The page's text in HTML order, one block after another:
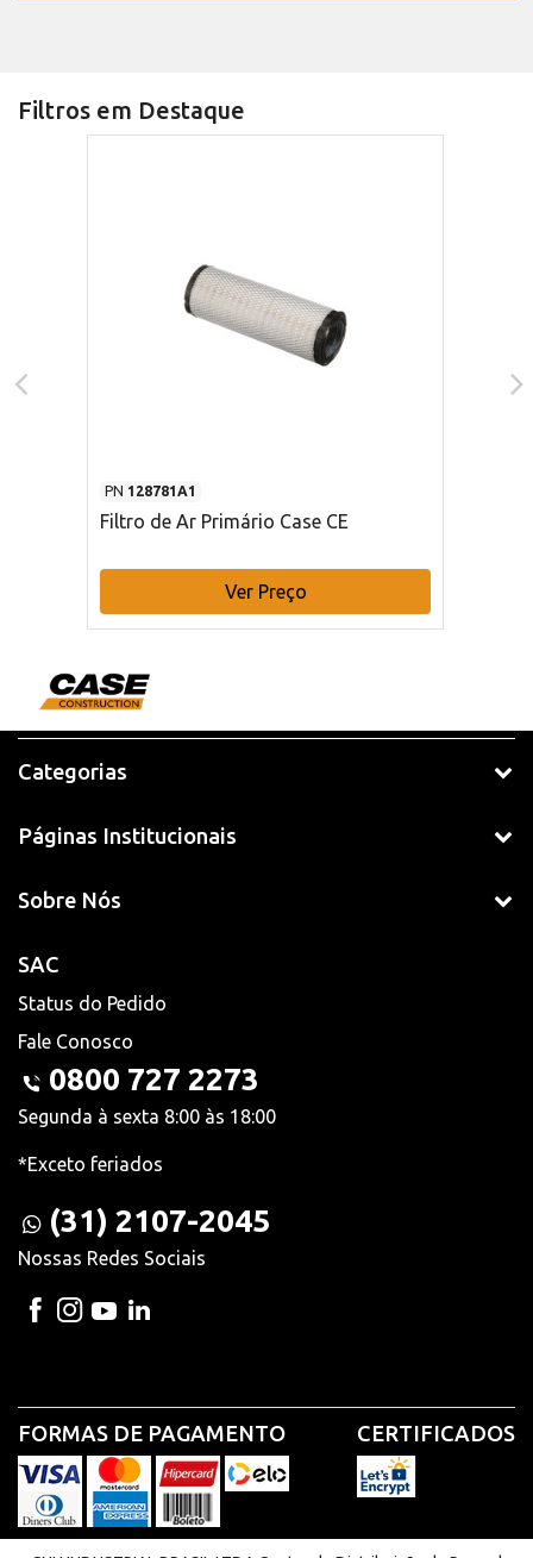
Filtros em Destaque
PN 128781A1
Filtro de Ar Primário Case CE
Ver Preço
Categorias
Páginas Institucionais
Sobre Nós
SAC
Status do Pedido
Fale Conosco
0800 727 2273
Segunda à sexta 8:00 às 18:00
*Exceto feriados
(31) 2107-2045
Nossas Redes Sociais
FORMAS DE PAGAMENTO CERTIFICADOS